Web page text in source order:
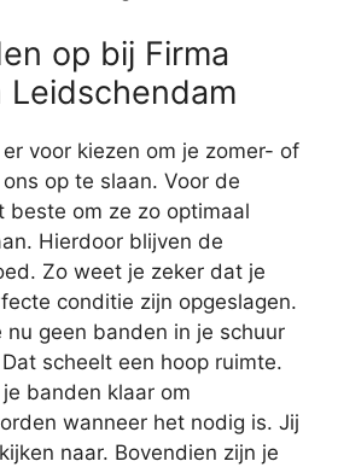
op bij Firma
Leidschendam
voor kiezen om je zomer- of
op te slaan. Voor de
beste om ze zo optimaal
Hierdoor blijven de
Zo weet je zeker dat je
conditie zijn opgeslagen.
nu geen banden in je schuur
scheelt een hoop ruimte.
banden klaar om
wanneer het nodig is. Jij
naar. Bovendien zijn je